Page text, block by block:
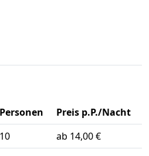
Personen
Preis p.P./Nacht
10 ab 14,00 €